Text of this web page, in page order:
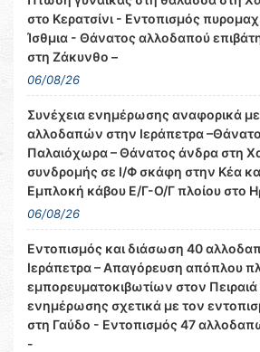
στο Κερατσίνι - Εντοπισμός
Ίσθμια - Θάνατος αλλοδαπού
στη Ζάκυνθο –
06/08/26
Συνέχεια ενημέρωσης αναφορικά
αλλοδαπών στην Ιεράπετρα
Παλαιόχωρα – Θάνατος άνδρα στη
συνδρομής σε Ι/Φ σκάφη στην Κέα
Εμπλοκή κάβου Ε/Γ-Ο/Γ πλοίου στο
06/08/26
Εντοπισμός και διάσωση 40
Ιεράπετρα – Απαγόρευση απόπλου
εμπορευματοκιβωτίων στον Πειραιά
ενημέρωσης σχετικά με τον
στη Γαύδο - Εντοπισμός 47
-